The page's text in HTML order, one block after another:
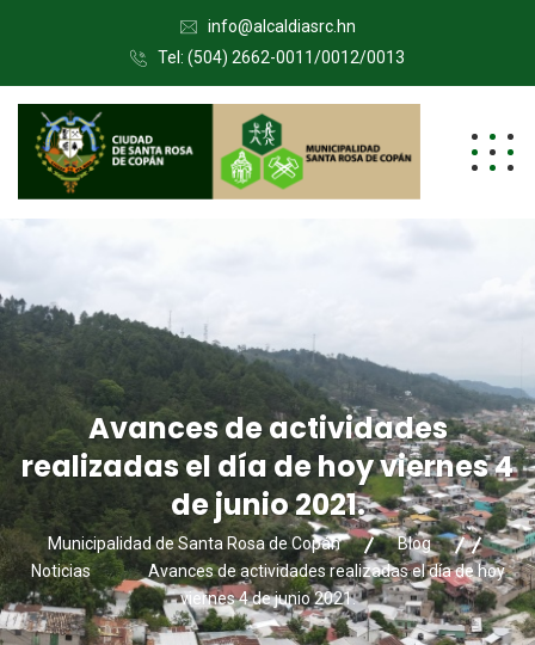
info@alcaldiasrc.hn
Tel: (504) 2662-0011/0012/0013
Avances de actividades
realizadas el día de hoy viernes 4
de junio 2021.
Municipalidad de Santa Rosa de Copán
Blog
Noticias
Avances de actividades realizadas el día de hoy
viernes 4 de junio 2021.